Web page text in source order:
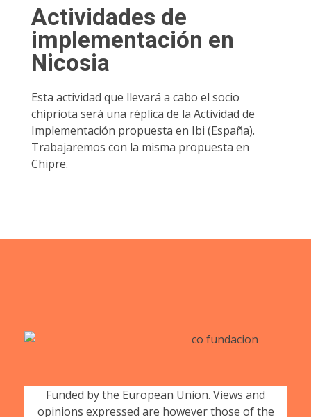
Actividades de
implementación en
Nicosia
Esta actividad que llevará a cabo el socio
chipriota será una réplica de la Actividad de
Implementación propuesta en Ibi (España).
Trabajaremos con la misma propuesta en
Chipre.
Funded by the European Union. Views and
opinions expressed are however those of the